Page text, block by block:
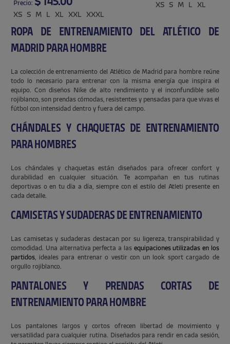
Precio: $ 145.00
XS S M L XL XXL XXXL
XS S M L XL
ROPA DE ENTRENAMIENTO DEL ATLÉTICO DE
MADRID PARA HOMBRE
La colección de entrenamiento del Atlético de Madrid para hombre reúne
todo lo necesario para entrenar con la misma energía que inspira el
equipo. Con diseños Nike de alto rendimiento y el inconfundible sello
rojiblanco, son prendas cómodas, resistentes y pensadas para que vivas el
fútbol con intensidad dentro y fuera del campo.
CHÁNDALES Y CHAQUETAS DE ENTRENAMIENTO
PARA HOMBRES
Los chándales y chaquetas están diseñados para ofrecer confort y
durabilidad en cualquier situación. Te acompañan en tus rutinas
deportivas o en tu día a día, siempre con el estilo del Atleti presente en
cada detalle.
CAMISETAS Y SUDADERAS DE ENTRENAMIENTO
Las camisetas y sudaderas destacan por su ligereza, transpirabilidad y
comodidad. Una alternativa perfecta a las equipaciones utilizadas en los
partidos, ideales para entrenar o vestir con un look sport cargado de
orgullo rojiblanco.
PANTALONES Y PRENDAS CORTAS DE
ENTRENAMIENTO PARA HOMBRE
Los pantalones largos y cortos ofrecen libertad de movimiento y
versatilidad para cualquier rutina. Diseñados para rendir en cada sesión,